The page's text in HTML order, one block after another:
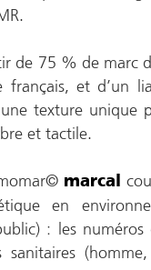
de 75 % de marc
français, et d’un
texture unique
et tactile.
marcal
en
: les
sanitaires